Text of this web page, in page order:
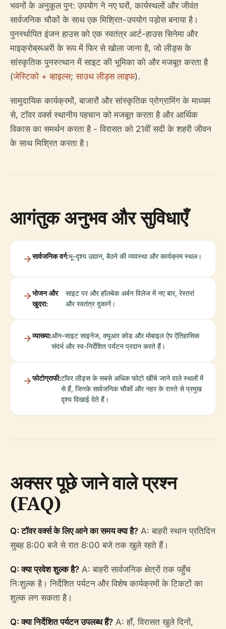
भवनों के अनुकूल पुन: उपयोग ने नए घरों, कार्यस्थलों और जीवंत
सार्वजनिक चौकों के साथ एक मिश्रित-उपयोग पड़ोस बनाया है।
पुनर्स्थापित इंजन हाउस को एक स्वतंत्र आर्ट-हाउस सिनेमा और
माइक्रोब्रूअरी के रूप में फिर से खोला जाना है, जो लीड्स के
सांस्कृतिक पुनरुत्थान में साइट की भूमिका को और मजबूत करता है
(जेस्टिको + व्हाइल्स;साउथ लीड्स लाइफ).
सामुदायिक कार्यक्रमों, बाजारों और सांस्कृतिक प्रोग्रामिंग के माध्यम
से, टॉवर वर्क्स स्थानीय पहचान को मजबूत करता है और आर्थिक
विकास का समर्थन करता है - विरासत को 21वीं सदी के शहरी जीवन
के साथ मिश्रित करता है।
आगंतुक अनुभव और सुविधाएँ
सार्वजनिक वर्ग:भू-दृश्य उद्यान, बैठने की व्यवस्था और कार्यक्रम स्थल।
भोजन और
खुदरा:
साइट पर और हॉलबेक अर्बन विलेज में नए बार, रेस्तरां
और स्वतंत्र दुकानें।
व्याख्या:ऑन-साइट साइनेज, क्यूआर कोड और मोबाइल ऐप ऐतिहासिक
संदर्भ और स्व-निर्देशित पर्यटन प्रदान करते हैं।
फोटोग्राफी:टॉवर लीड्स के सबसे अधिक फोटो खींचे जाने वाले स्थलों में
से हैं, जिनके सार्वजनिक चौकों और नहर के रास्ते से प्रमुख
दृश्य दिखाई देते हैं।
अक्सर पूछे जाने वाले प्रश्न
(FAQ)
Q: टॉवर वर्क्स के लिए आने का समय क्या है? A: बाहरी स्थान प्रतिदिन
सुबह 8:00 बजे से रात 8:00 बजे तक खुले रहते हैं।
Q: क्या प्रवेश शुल्क है? A: बाहरी सार्वजनिक क्षेत्रों तक पहुँच
निःशुल्क है। निर्देशित पर्यटन और विशेष कार्यक्रमों के टिकटों का
शुल्क लग सकता है।
Q: क्या निर्देशित पर्यटन उपलब्ध हैं? A: हाँ, विरासत खुले दिनों,